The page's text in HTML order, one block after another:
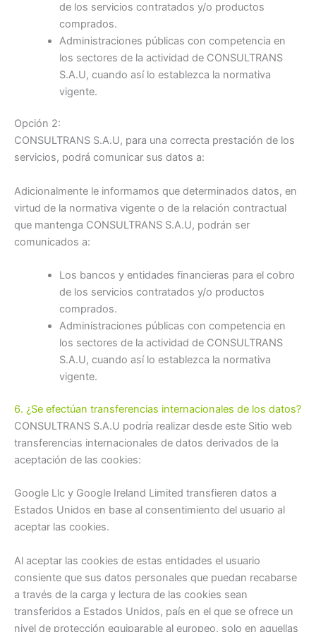
de los servicios contratados y/o productos
comprados.
Administraciones públicas con competencia en
los sectores de la actividad de CONSULTRANS
S.A.U, cuando así lo establezca la normativa
vigente.
Opción 2:
CONSULTRANS S.A.U, para una correcta prestación de los
servicios, podrá comunicar sus datos a:
Adicionalmente le informamos que determinados datos, en
virtud de la normativa vigente o de la relación contractual
que mantenga CONSULTRANS S.A.U, podrán ser
comunicados a:
Los bancos y entidades financieras para el cobro
de los servicios contratados y/o productos
comprados.
Administraciones públicas con competencia en
los sectores de la actividad de CONSULTRANS
S.A.U, cuando así lo establezca la normativa
vigente.
6. ¿Se efectúan transferencias internacionales de los datos?
CONSULTRANS S.A.U podría realizar desde este Sitio web
transferencias internacionales de datos derivados de la
aceptación de las cookies:
Google Llc y Google Ireland Limited transfieren datos a
Estados Unidos en base al consentimiento del usuario al
aceptar las cookies.
Al aceptar las cookies de estas entidades el usuario
consiente que sus datos personales que puedan recabarse
a través de la carga y lectura de las cookies sean
transferidos a Estados Unidos, país en el que se ofrece un
nivel de protección equiparable al europeo, solo en aquellas